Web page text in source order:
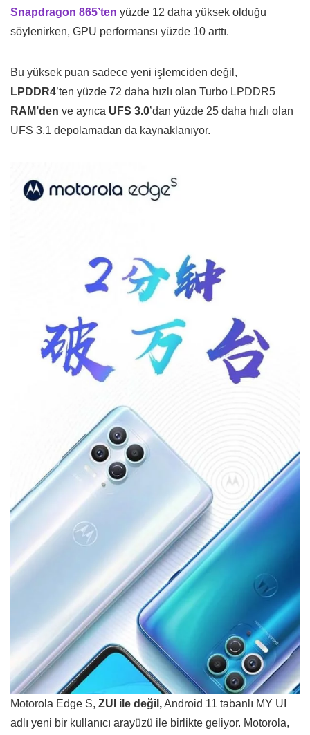
Snapdragon 865’ten yüzde 12 daha yüksek olduğu
söylenirken, GPU performansı yüzde 10 arttı.
Bu yüksek puan sadece yeni işlemciden değil,
LPDDR4’ten yüzde 72 daha hızlı olan Turbo LPDDR5
RAM’den ve ayrıca UFS 3.0’dan yüzde 25 daha hızlı olan
UFS 3.1 depolamadan da kaynaklanıyor.
Motorola Edge S, ZUI ile değil,Android 11 tabanlı MY UI
adlı yeni bir kullanıcı arayüzü ile birlikte geliyor. Motorola,